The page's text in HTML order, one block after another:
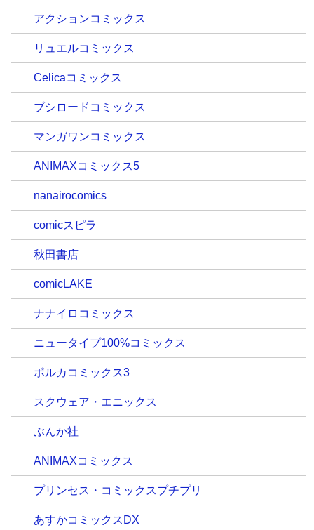
アクションコミックス
リュエルコミックス
Celicaコミックス
ブシロードコミックス
マンガワンコミックス
ANIMAXコミックス5
nanairocomics
comicスピラ
秋田書店
comicLAKE
ナナイロコミックス
ニュータイプ100%コミックス
ポルカコミックス3
スクウェア・エニックス
ぶんか社
ANIMAXコミックス
プリンセス・コミックスプチプリ
あすかコミックスDX